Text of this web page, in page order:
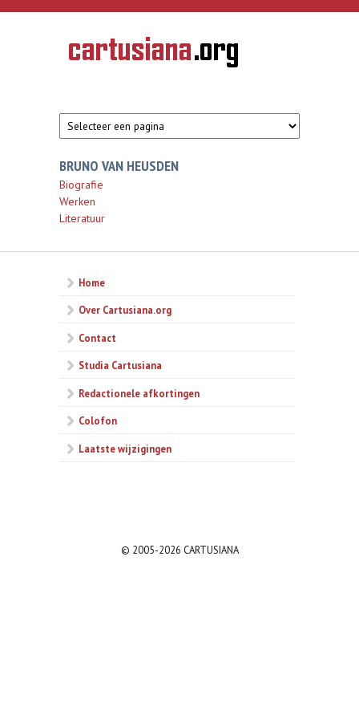
Overslaan en naar de inhoud gaan
CARTUSIANA
Geschiedenis
van de
BRUNO VAN HEUSDEN
Biografie
Werken
Literatuur
Home
Over Cartusiana.org
Contact
Studia Cartusiana
Redactionele afkortingen
Colofon
Laatste wijzigingen
© 2005-2026 CARTUSIANA